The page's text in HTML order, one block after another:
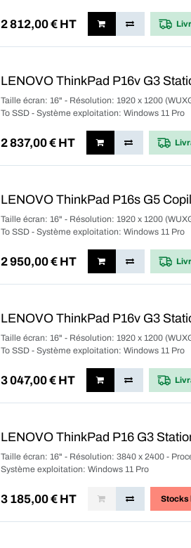
2 812,00€ HT
LENOVO ThinkPad P16v G3
Taille écran: 16" - Résolution: 1920 x 1200
To SSD - Système exploitation: Windows 11 Pro
2 837,00€ HT
LENOVO ThinkPad P16s G5
Taille écran: 16" - Résolution: 1920 x 1200
To SSD - Système exploitation: Windows 11 Pro
2 950,00€ HT
LENOVO ThinkPad P16v G3
Taille écran: 16" - Résolution: 1920 x 1200
To SSD - Système exploitation: Windows 11 Pro
3 047,00€ HT
LENOVO ThinkPad P16 G3
Taille écran: 16" - Résolution: 3840 x 2400 -
Système exploitation: Windows 11 Pro
3 185,00€ HT Stocks